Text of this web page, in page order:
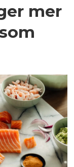
mer